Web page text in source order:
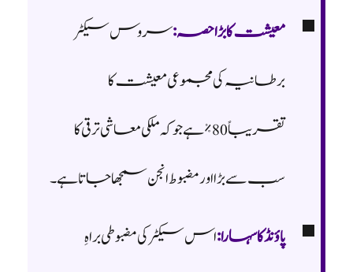
معیشت کا بڑا حصہ:سروس سیکٹر
برطانیہ کی مجموعی معیشت کا
تقریباً 80% ہے جو کہ ملکی معاشی ترقی کا
سب سے بڑا اور مضبوط انجن سمجھا جاتا ہے۔
پاؤنڈ کا سہارا:اس سیکٹر کی مضبوطی براہِ